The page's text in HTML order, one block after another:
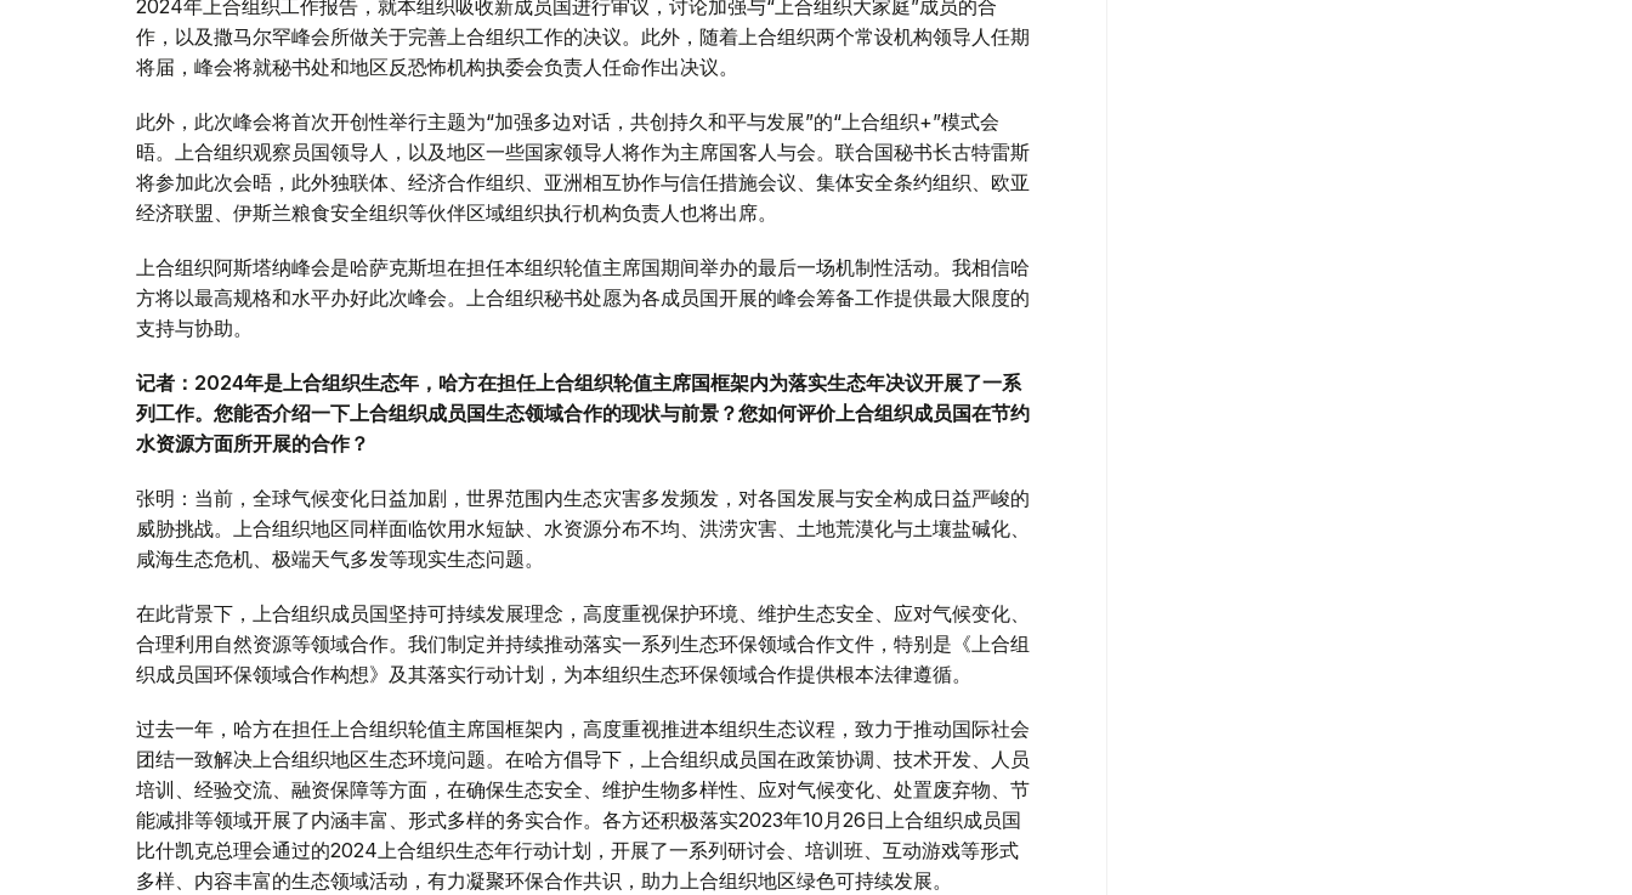
2024年上合组织工作报告，就本组织吸收新成员国进行审议，讨论加强与“上合组织大家庭”成员的合
作，以及撒马尔罕峰会所做关于完善上合组织工作的决议。此外，随着上合组织两个常设机构领导人任期
将届，峰会将就秘书处和地区反恐怖机构执委会负责人任命作出决议。
此外，此次峰会将首次开创性举行主题为“加强多边对话，共创持久和平与发展”的“上合组织+”模式会
晤。上合组织观察员国领导人，以及地区一些国家领导人将作为主席国客人与会。联合国秘书长古特雷斯
将参加此次会晤，此外独联体、经济合作组织、亚洲相互协作与信任措施会议、集体安全条约组织、欧亚
经济联盟、伊斯兰粮食安全组织等伙伴区域组织执行机构负责人也将出席。
上合组织阿斯塔纳峰会是哈萨克斯坦在担任本组织轮值主席国期间举办的最后一场机制性活动。我相信哈
方将以最高规格和水平办好此次峰会。上合组织秘书处愿为各成员国开展的峰会筹备工作提供最大限度的
支持与协助。
记者：2024年是上合组织生态年，哈方在担任上合组织轮值主席国框架内为落实生态年决议开展了一系
列工作。您能否介绍一下上合组织成员国生态领域合作的现状与前景？您如何评价上合组织成员国在节约
水资源方面所开展的合作？
张明：当前，全球气候变化日益加剧，世界范围内生态灾害多发频发，对各国发展与安全构成日益严峻的
威胁挑战。上合组织地区同样面临饮用水短缺、水资源分布不均、洪涝灾害、土地荒漠化与土壤盐碱化、
咸海生态危机、极端天气多发等现实生态问题。
在此背景下，上合组织成员国坚持可持续发展理念，高度重视保护环境、维护生态安全、应对气候变化、
合理利用自然资源等领域合作。我们制定并持续推动落实一系列生态环保领域合作文件，特别是《上合组
织成员国环保领域合作构想》及其落实行动计划，为本组织生态环保领域合作提供根本法律遵循。
过去一年，哈方在担任上合组织轮值主席国框架内，高度重视推进本组织生态议程，致力于推动国际社会
团结一致解决上合组织地区生态环境问题。在哈方倡导下，上合组织成员国在政策协调、技术开发、人员
培训、经验交流、融资保障等方面，在确保生态安全、维护生物多样性、应对气候变化、处置废弃物、节
能减排等领域开展了内涵丰富、形式多样的务实合作。各方还积极落实2023年10月26日上合组织成员国
比什凯克总理会通过的2024上合组织生态年行动计划，开展了一系列研讨会、培训班、互动游戏等形式
多样、内容丰富的生态领域活动，有力凝聚环保合作共识，助力上合组织地区绿色可持续发展。